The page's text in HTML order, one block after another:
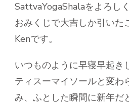
SattvaYogaShalaをよろし
おみくじで大吉しか引いた
Kenです。
いつものように早寝早起き
ティスーマイソールと変わ
み、ふとした瞬間に新年だ